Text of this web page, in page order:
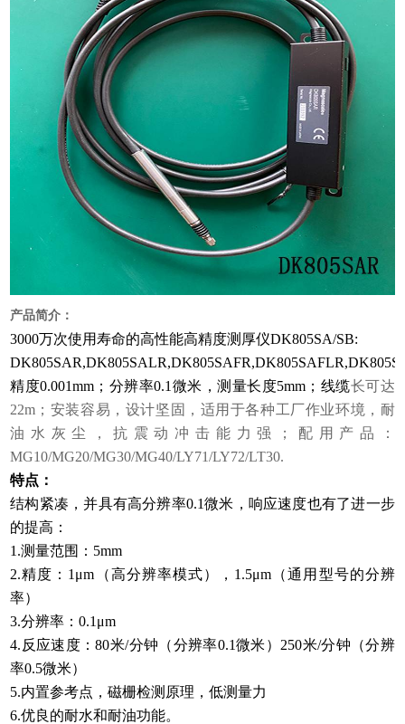
产品简介：
3000万次使用寿命的高性能高精度测厚仪DK805SA/SB:
精度0.001mm；分辨率0.1微米，测量长度5mm；线缆长可达
22m；安装容易，设计坚固，适用于各种工厂作业环境，耐
油水灰尘，抗震动冲击能力强；配用产品：
MG10/MG20/MG30/MG40/LY71/LY72/LT30.
特点：
结构紧凑，并具有高分辨率0.1微米，响应速度也有了进一步
的提高：
1.测量范围：5mm
2.精度：1μm（高分辨率模式），1.5μm（通用型号的分辨
率）
3.分辨率：0.1μm
4.反应速度：80米/分钟（分辨率0.1微米）250米/分钟（分辨
率0.5微米）
5.内置参考点，磁栅检测原理，低测量力
6.优良的耐水和耐油功能。